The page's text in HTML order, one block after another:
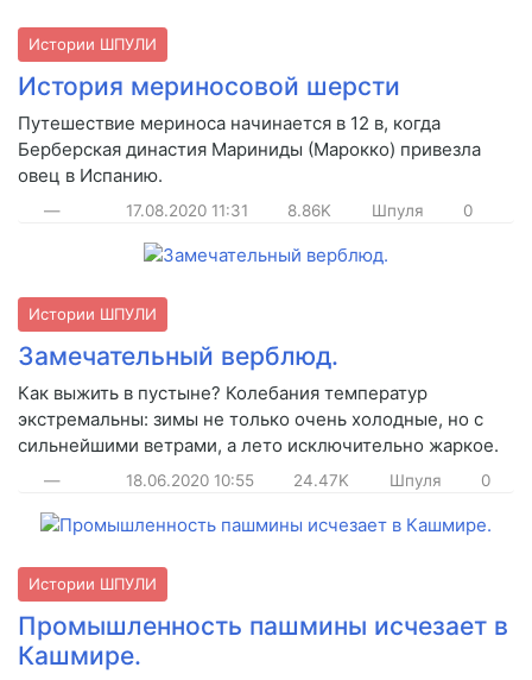
Истории ШПУЛИ
История мериносовой шерсти
Путешествие мериноса начинается в 12 в, когда
Берберская династия Мариниды (Марокко) привезла
овец в Испанию.
— 17.08.2020 11:31 8.86K Шпуля 0
Истории ШПУЛИ
Замечательный верблюд.
Как выжить в пустыне? Колебания температур
экстремальны: зимы не только очень холодные, но с
сильнейшими ветрами, а лето исключительно жаркое.
— 18.06.2020 10:55 24.47K Шпуля 0
Истории ШПУЛИ
Промышленность пашмины исчезает в
Кашмире.